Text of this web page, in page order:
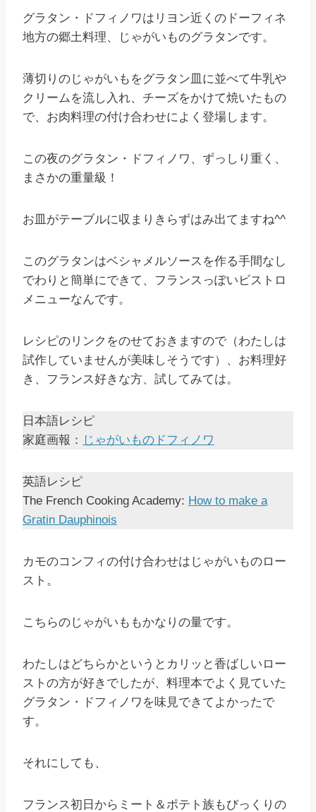
グラタン・ドフィノワはリヨン近くのドーフィネ
地方の郷土料理、じゃがいものグラタンです。
薄切りのじゃがいもをグラタン皿に並べて牛乳や
クリームを流し入れ、チーズをかけて焼いたもの
で、お肉料理の付け合わせによく登場します。
この夜のグラタン・ドフィノワ、ずっしり重く、
まさかの重量級！
お皿がテーブルに収まりきらずはみ出てますね^^
このグラタンはベシャメルソースを作る手間なし
でわりと簡単にできて、フランスっぽいビストロ
メニューなんです。
レシピのリンクをのせておきますので（わたしは
試作していませんが美味しそうです）、お料理好
き、フランス好きな方、試してみては。
日本語レシピ
家庭画報： じゃがいものドフィノワ
英語レシピ
The French Cooking Academy: How to make a
Gratin Dauphinois
カモのコンフィの付け合わせはじゃがいものロー
スト。
こちらのじゃがいももかなりの量です。
わたしはどちらかというとカリッと香ばしいロー
ストの方が好きでしたが、料理本でよく見ていた
グラタン・ドフィノワを味見できてよかったで
す。
それにしても、
フランス初日からミート＆ポテト族もびっくりの